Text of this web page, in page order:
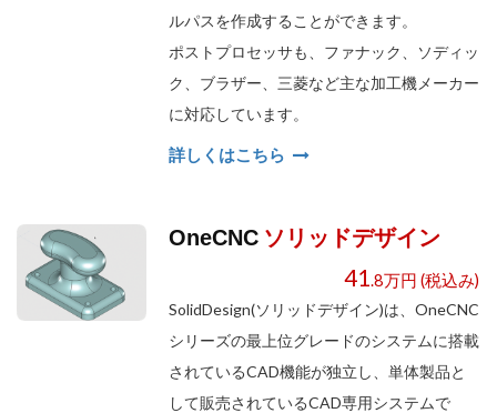
ルパスを作成することができます。
ポストプロセッサも、ファナック、ソディッ
ク、ブラザー、三菱など主な加工機メーカー
に対応しています。
詳しくはこちら
OneCNC ソリッドデザイン
41.8万円 (税込み)
SolidDesign(ソリッドデザイン)は、OneCNC
シリーズの最上位グレードのシステムに搭載
されているCAD機能が独立し、単体製品と
して販売されているCAD専用システムで